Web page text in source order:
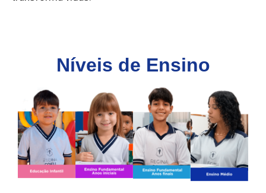
Níveis de Ensino